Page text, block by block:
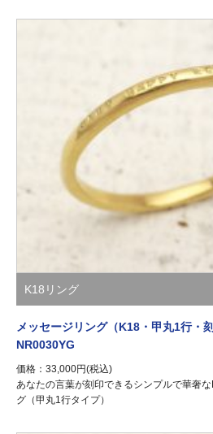
K18リング
メッセージリング（K18・甲丸1行・
NR0030YG
価格：33,000円(税込)
あなたの言葉が刻印できるシンプルで華奢
グ（甲丸1行タイプ）